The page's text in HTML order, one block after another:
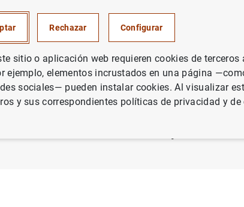
Rechazar Configurar
sitio o aplicación web requieren cookies de terceros
ejemplo, elementos incrustados en una página
sociales— pueden instalar cookies. Al visualizar
y sus correspondientes políticas de privacidad y de